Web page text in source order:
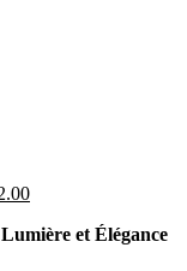
et Élégance